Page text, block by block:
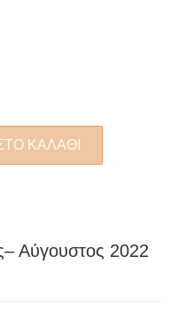
ΚΑΛΆΘΙ
Αύγουστος 2022